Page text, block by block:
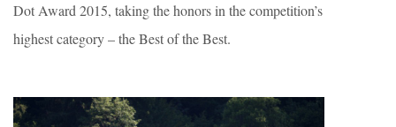
Dot Award 2015, taking the honors in the competition’s
highest category – the Best of the Best.